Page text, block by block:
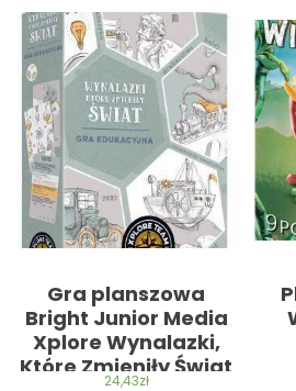
Gra planszowa
Bright Junior Media
Xplore Wynalazki,
Które Zmieniły Świat
24,43zł